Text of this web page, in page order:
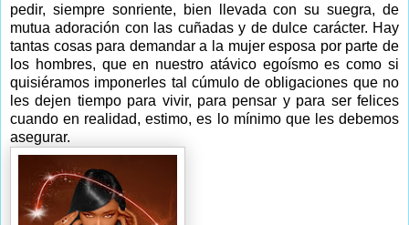
pedir, siempre sonriente, bien llevada con su suegra, de
mutua adoración con las cuñadas y de dulce carácter. Hay
tantas cosas para demandar a la mujer esposa por parte de
los hombres, que en nuestro atávico egoísmo es como si
quisiéramos imponerles tal cúmulo de obligaciones que no
les dejen tiempo para vivir, para pensar y para ser felices
cuando en realidad, estimo, es lo mínimo que les debemos
asegurar.